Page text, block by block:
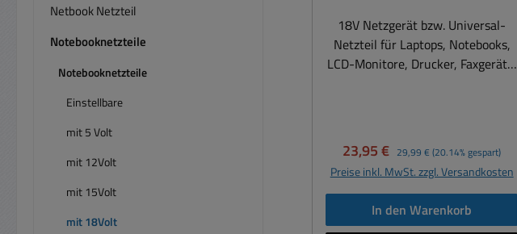
Netbook Netzteil
Notebooknetzteile
Notebooknetzteile
Einstellbare
mit 5 Volt
mit 12Volt
mit 15Volt
mit 18Volt
18V Netzgerät bzw. Universal-
Netzteil für Laptops, Notebooks,
LCD-Monitore, Drucker, Faxgeräte,
Kaltgerätebuchse ( Ersetzt
natürlich auch alle Netzteile mit
18V 1A oder 18V 2A oder 18V
2,5A und 18V 3A ) Kurzddaten:
Verkaufspreis:
23,95 € Regulärer Preis:
29,99 € (20.14% gespart)
Preise inkl. MwSt. zzgl. Versandkosten
In den Warenkorb